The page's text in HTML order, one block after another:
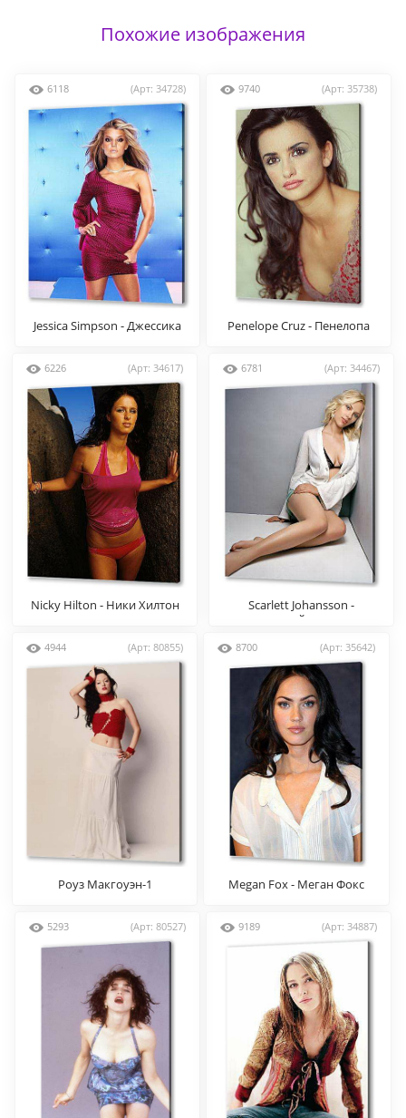
Похожие изображения
6118 (Арт: 34728)
Jessica Simpson - Джессика
9740 (Арт: 35738)
Penelope Cruz - Пенелопа
6226 (Арт: 34617)
Nicky Hilton - Ники Хилтон
6781 (Арт: 34467)
Scarlett Johansson -
Скарлетт Йоханссон
4944 (Арт: 80855)
Роуз Макгоуэн-1
8700 (Арт: 35642)
Megan Fox - Меган Фокс
5293 (Арт: 80527) 9189 (Арт: 34887)